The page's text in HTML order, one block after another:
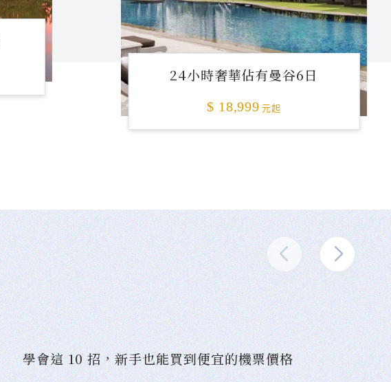
24小時奢華佔有曼谷6日
$ 18,999 元起
學會這 10 招，新手也能買到便宜的機票價格